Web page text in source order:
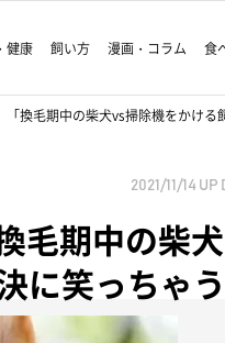
健康 飼い方 漫画・コラム 食
換毛期中の柴犬vs掃除機をかける
2021/11/14 UP
毛期中の柴犬
に笑っちゃう